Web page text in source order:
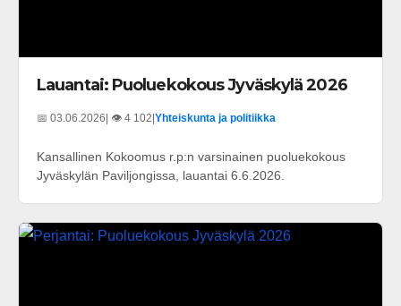
Lauantai: Puoluekokous Jyväskylä 2026
📅 03.06.2026| 👁️ 4 102|Yhteiskunta ja politiikka
Kansallinen Kokoomus r.p:n varsinainen puoluekokous
Jyväskylän Paviljongissa, lauantai 6.6.2026.